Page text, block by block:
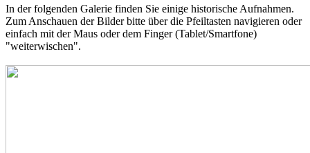
In der folgenden Galerie finden Sie einige historische Aufnahmen.
Zum Anschauen der Bilder bitte über die Pfeiltasten navigieren oder
einfach mit der Maus oder dem Finger (Tablet/Smartfone)
"weiterwischen".